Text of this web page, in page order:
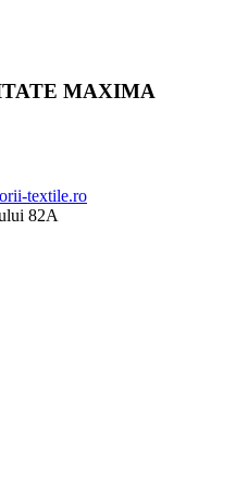
MAXIMA
textile.ro
82A